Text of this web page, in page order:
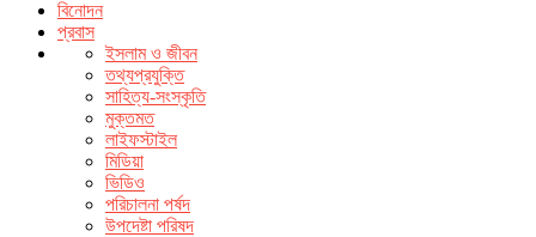
বিনোদন
প্রবাস
ইসলাম ও জীবন
তথ্যপ্রযুক্তি
সাহিত্য-সংস্কৃতি
মুক্তমত
লাইফস্টাইল
মিডিয়া
ভিডিও
পরিচালনা পর্ষদ
উপদেষ্টা পরিষদ